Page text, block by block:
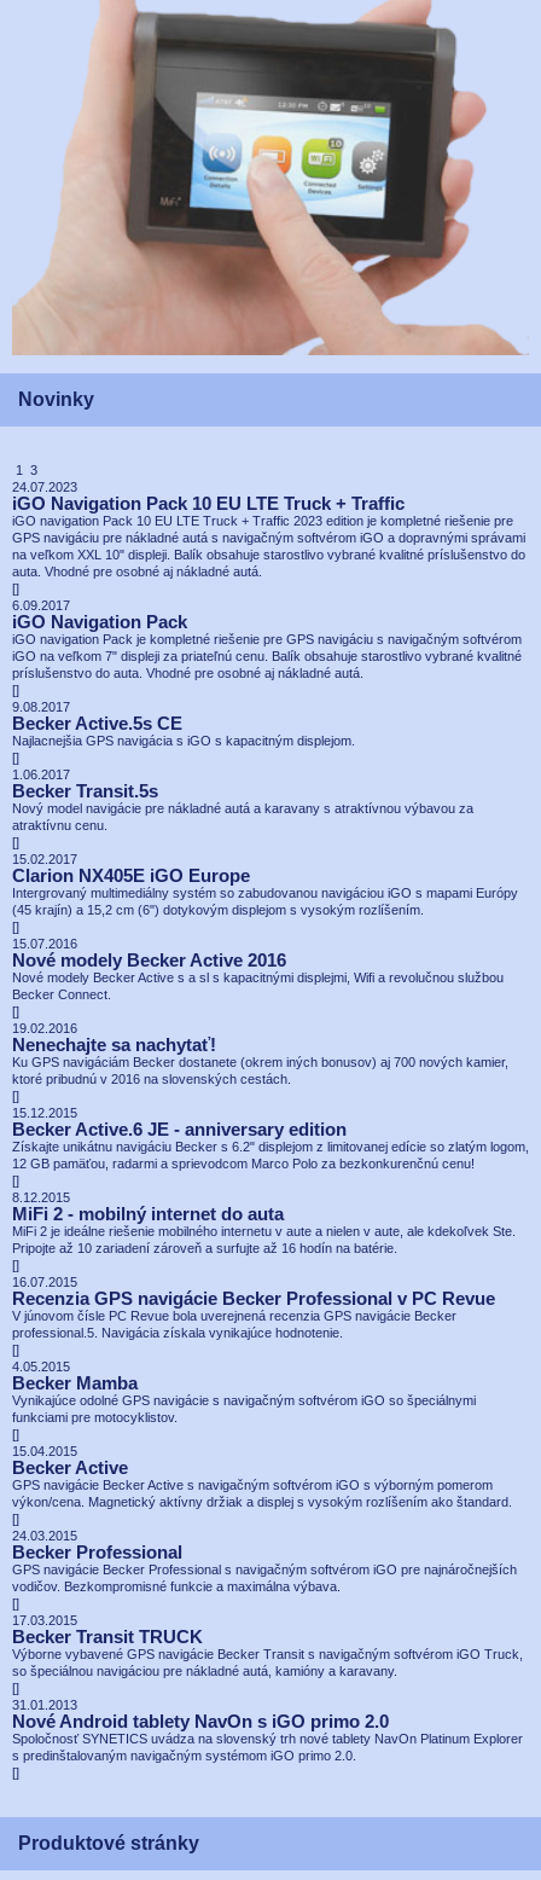
Novinky
1 3
24.07.2023
iGO Navigation Pack 10 EU LTE Truck + Traffic
iGO navigation Pack 10 EU LTE Truck + Traffic 2023 edition je kompletné riešenie pre
GPS navigáciu pre nákladné autá s navigačným softvérom iGO a dopravnými správami
na veľkom XXL 10" displeji. Balík obsahuje starostlivo vybrané kvalitné príslušenstvo do
auta. Vhodné pre osobné aj nákladné autá.
[]
6.09.2017
iGO Navigation Pack
iGO navigation Pack je kompletné riešenie pre GPS navigáciu s navigačným softvérom
iGO na veľkom 7" displeji za priateľnú cenu. Balík obsahuje starostlivo vybrané kvalitné
príslušenstvo do auta. Vhodné pre osobné aj nákladné autá.
[]
9.08.2017
Becker Active.5s CE
Najlacnejšia GPS navigácia s iGO s kapacitným displejom.
[]
1.06.2017
Becker Transit.5s
Nový model navigácie pre nákladné autá a karavany s atraktívnou výbavou za
atraktívnu cenu.
[]
15.02.2017
Clarion NX405E iGO Europe
Intergrovaný multimediálny systém so zabudovanou navigáciou iGO s mapami Európy
(45 krajín) a 15,2 cm (6") dotykovým displejom s vysokým rozlíšením.
[]
15.07.2016
Nové modely Becker Active 2016
Nové modely Becker Active s a sl s kapacitnými displejmi, Wifi a revolučnou službou
Becker Connect.
[]
19.02.2016
Nenechajte sa nachytať!
Ku GPS navigáciám Becker dostanete (okrem iných bonusov) aj 700 nových kamier,
ktoré pribudnú v 2016 na slovenských cestách.
[]
15.12.2015
Becker Active.6 JE - anniversary edition
Získajte unikátnu navigáciu Becker s 6.2" displejom z limitovanej edície so zlatým logom,
12 GB pamäťou, radarmi a sprievodcom Marco Polo za bezkonkurenčnú cenu!
[]
8.12.2015
MiFi 2 - mobilný internet do auta
MiFi 2 je ideálne riešenie mobilného internetu v aute a nielen v aute, ale kdekoľvek Ste.
Pripojte až 10 zariadení zároveň a surfujte až 16 hodín na batérie.
[]
16.07.2015
Recenzia GPS navigácie Becker Professional v PC Revue
V júnovom čísle PC Revue bola uverejnená recenzia GPS navigácie Becker
professional.5. Navigácia získala vynikajúce hodnotenie.
[]
4.05.2015
Becker Mamba
Vynikajúce odolné GPS navigácie s navigačným softvérom iGO so špeciálnymi
funkciami pre motocyklistov.
[]
15.04.2015
Becker Active
GPS navigácie Becker Active s navigačným softvérom iGO s výborným pomerom
výkon/cena. Magnetický aktívny držiak a displej s vysokým rozlíšením ako štandard.
[]
24.03.2015
Becker Professional
GPS navigácie Becker Professional s navigačným softvérom iGO pre najnáročnejších
vodičov. Bezkompromisné funkcie a maximálna výbava.
[]
17.03.2015
Becker Transit TRUCK
Výborne vybavené GPS navigácie Becker Transit s navigačným softvérom iGO Truck,
so špeciálnou navigáciou pre nákladné autá, kamióny a karavany.
[]
31.01.2013
Nové Android tablety NavOn s iGO primo 2.0
Spoločnosť SYNETICS uvádza na slovenský trh nové tablety NavOn Platinum Explorer
s predinštalovaným navigačným systémom iGO primo 2.0.
[]
Produktové stránky